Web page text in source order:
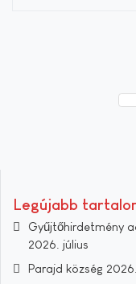
Legújabb
Gyűjtőhirdetmény
2026. július
Parajd község